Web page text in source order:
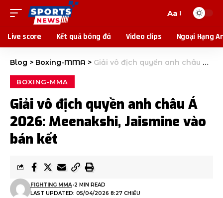
Aa
Live score Kết quả bóng đá Video clips Ngoại Hạng
Blog > Boxing-MMA > Giải vô địch quyền anh châu Á 2026: Meenakshi, Jaismine vào bán kết
BOXING-MMA
Giải vô địch quyền anh châu Á
2026: Meenakshi, Jaismine vào
bán kết
LAST UPDATED: 05/04/2026 8:27 CHIỀU
FIGHTING MMA 2 MIN READ